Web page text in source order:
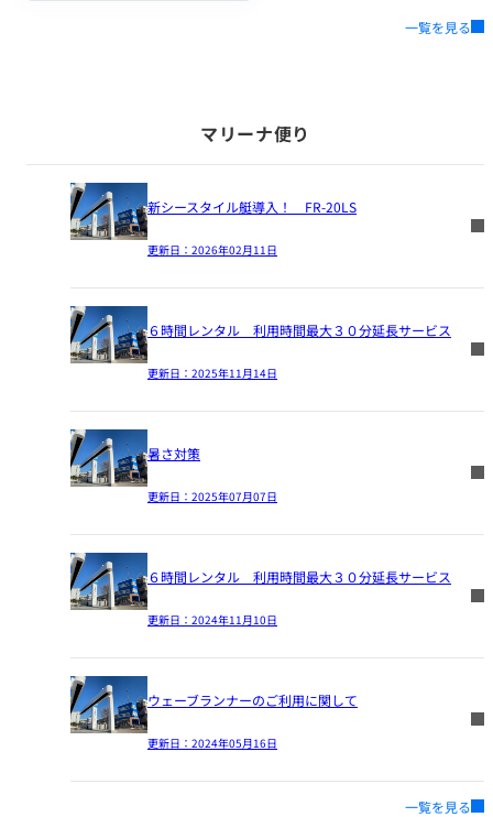
一覧を見る
マリーナ便り
新シースタイル艇導入！ FR-20LS
更新日： 2026年02月11日
６時間レンタル 利用時間最大３０分延長サービス
更新日： 2025年11月14日
暑さ対策
更新日： 2025年07月07日
６時間レンタル 利用時間最大３０分延長サービス
更新日： 2024年11月10日
ウェーブランナーのご利用に関して
更新日： 2024年05月16日
一覧を見る